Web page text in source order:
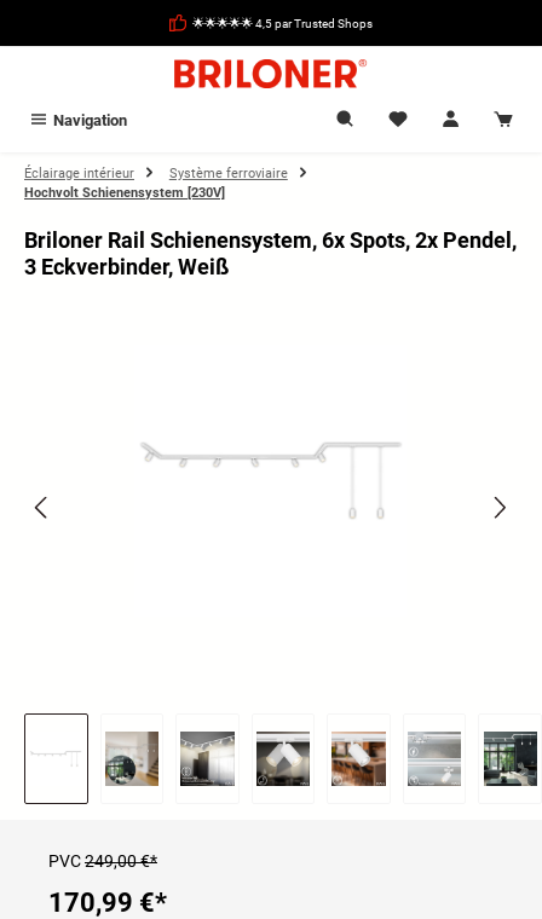
🌟🌟🌟🌟🌟 4,5 par Trusted Shops
Navigation
Éclairage intérieur
Système ferroviaire
Hochvolt Schienensystem [230V]
Briloner Rail Schienensystem, 6x Spots, 2x Pendel,
3 Eckverbinder, Weiß
PVC249,00 €*
170,99 €*